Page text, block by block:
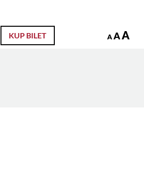
KUP BILET A AA